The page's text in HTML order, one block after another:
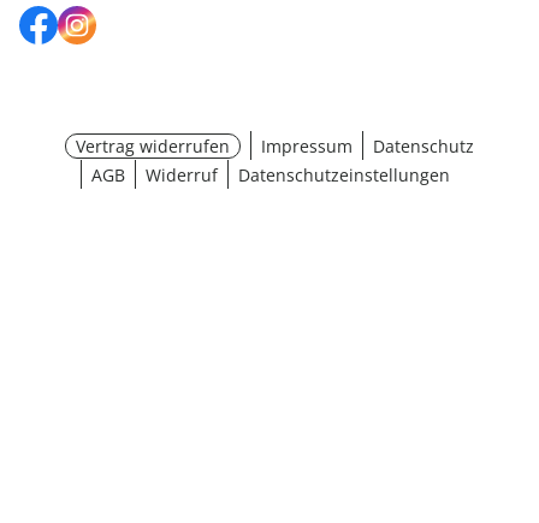
Vertrag widerrufen Impressum
Datenschutz
AGB
Widerruf Datenschutzeinstellungen